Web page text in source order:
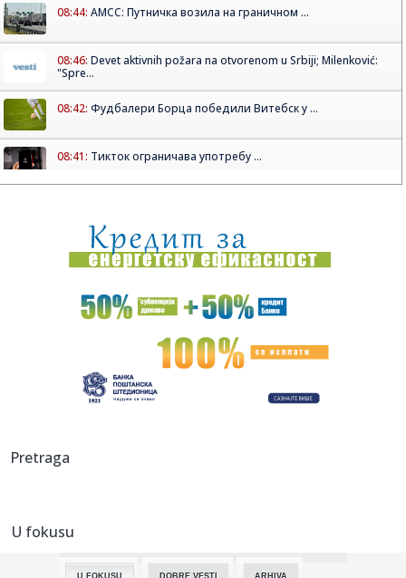
08:44: АМСС: Путничка возила на граничном ...
08:46: Devet aktivnih požara na otvorenom u Srbiji; Milenković:
"Spre...
08:42: Фудбалери Борца победили Витебск у ...
08:41: Тикток ограничава употребу ...
08:37:“IranWire”: Ајатолах Моџтаба Хамнеи ...
08:37:TOBOL JURI POVRATAK: Milovanović poslao jasnu poruku
nakon poraz...
РХМЗ: Упозорење на високе ...
08:32:Verica i Veljko kopaju ogroman bazen na Avali: Stigli bageri
08:31:
Pretraga
U fokusu
U FOKUSU DOBRE VESTI ARHIVA